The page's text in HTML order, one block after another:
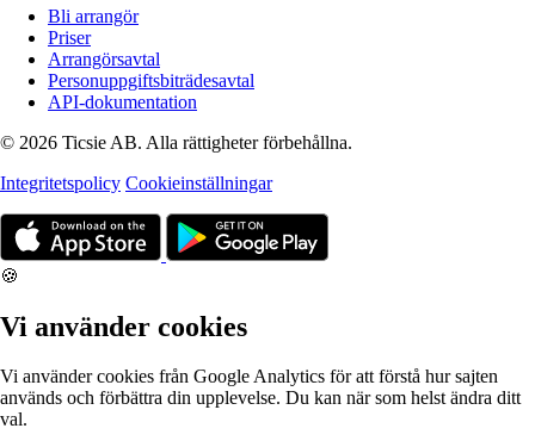
Bli arrangör
Priser
Arrangörsavtal
Personuppgiftsbiträdesavtal
API-dokumentation
© 2026 Ticsie AB. Alla rättigheter förbehållna.
Integritetspolicy Cookieinställningar
🍪
Vi använder cookies
Vi använder cookies från Google Analytics för att förstå hur sajten
används och förbättra din upplevelse. Du kan när som helst ändra ditt
val.